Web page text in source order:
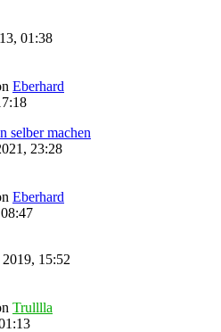
01:38
Eberhard
selber machen
23:28
Eberhard
15:52
Trulllla